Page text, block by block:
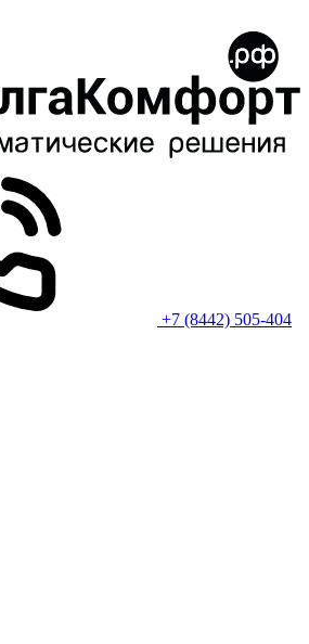
+7 (8442) 505-404